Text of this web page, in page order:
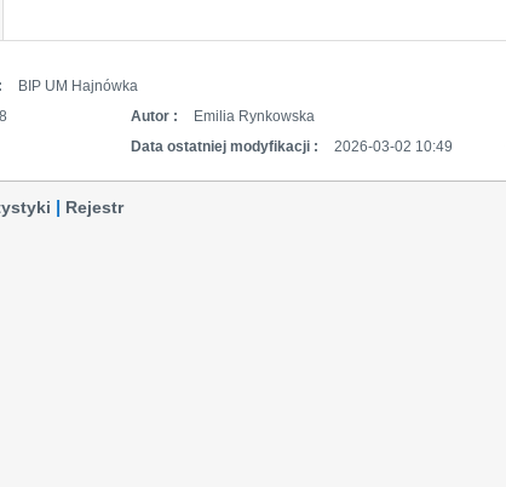
BIP UM Hajnówka
Autor : Emilia Rynkowska
Data ostatniej modyfikacji : 2026-03-02 10:49
Rejestr